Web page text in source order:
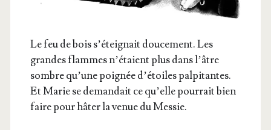
Le feu de bois s’é­tei­gnait dou­ce­ment. Les
grandes flammes n’é­taient plus dans l’âtre
sombre qu’une poi­gnée d’é­toiles pal­pi­tantes.
Et Marie se deman­dait ce qu’elle pour­rait bien
faire pour hâter la venue du Messie.